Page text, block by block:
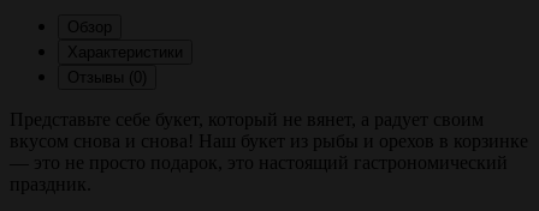
Обзор
Характеристики
Отзывы (0)
Представьте себе букет, который не вянет, а радует своим
вкусом снова и снова! Наш букет из рыбы и орехов в корзинке
— это не просто подарок, это настоящий гастрономический
праздник.